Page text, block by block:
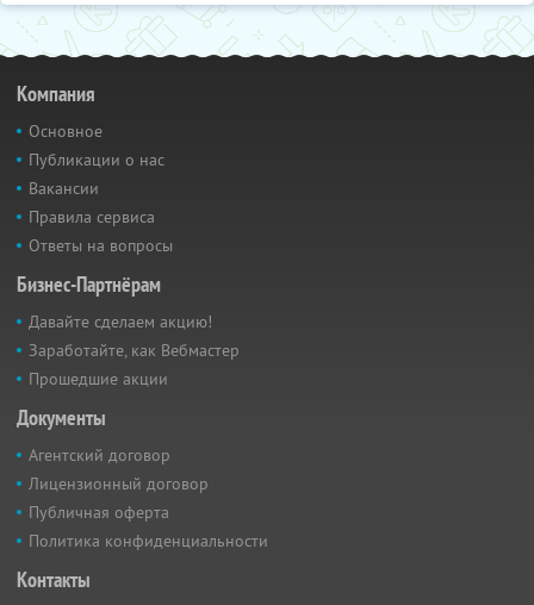
Компания
Основное
Публикации о нас
Вакансии
Правила сервиса
Ответы на вопросы
Бизнес-Партнёрам
Давайте сделаем акцию!
Заработайте, как Вебмастер
Прошедшие акции
Документы
Агентский договор
Лицензионный договор
Публичная оферта
Политика конфиденциальности
Контакты